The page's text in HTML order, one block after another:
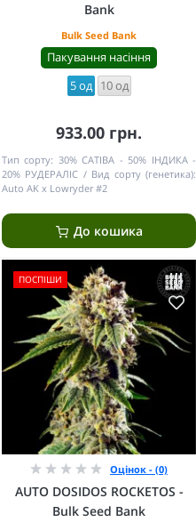
Bank
Bulk Seed Bank
Пакування насіння
5 од 10 од
933.00 грн.
Тип сорту: 30% САТІВА - 50% ІНДИКА -
20% РУДЕРАЛІС
Вид сорту (генетика):
Auto AK x Lowryder #2
До кошика
ПОСПІШИ
Оцінок - (0)
AUTO DOSIDOS ROCKETOS -
Bulk Seed Bank